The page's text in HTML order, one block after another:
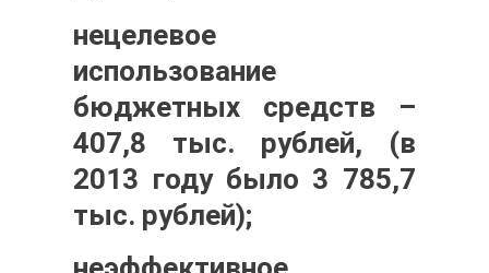
нецелевое
использование
бюджетных средств –
407,8 тыс. рублей, (в
2013 году было 3 785,7
тыс. рублей);